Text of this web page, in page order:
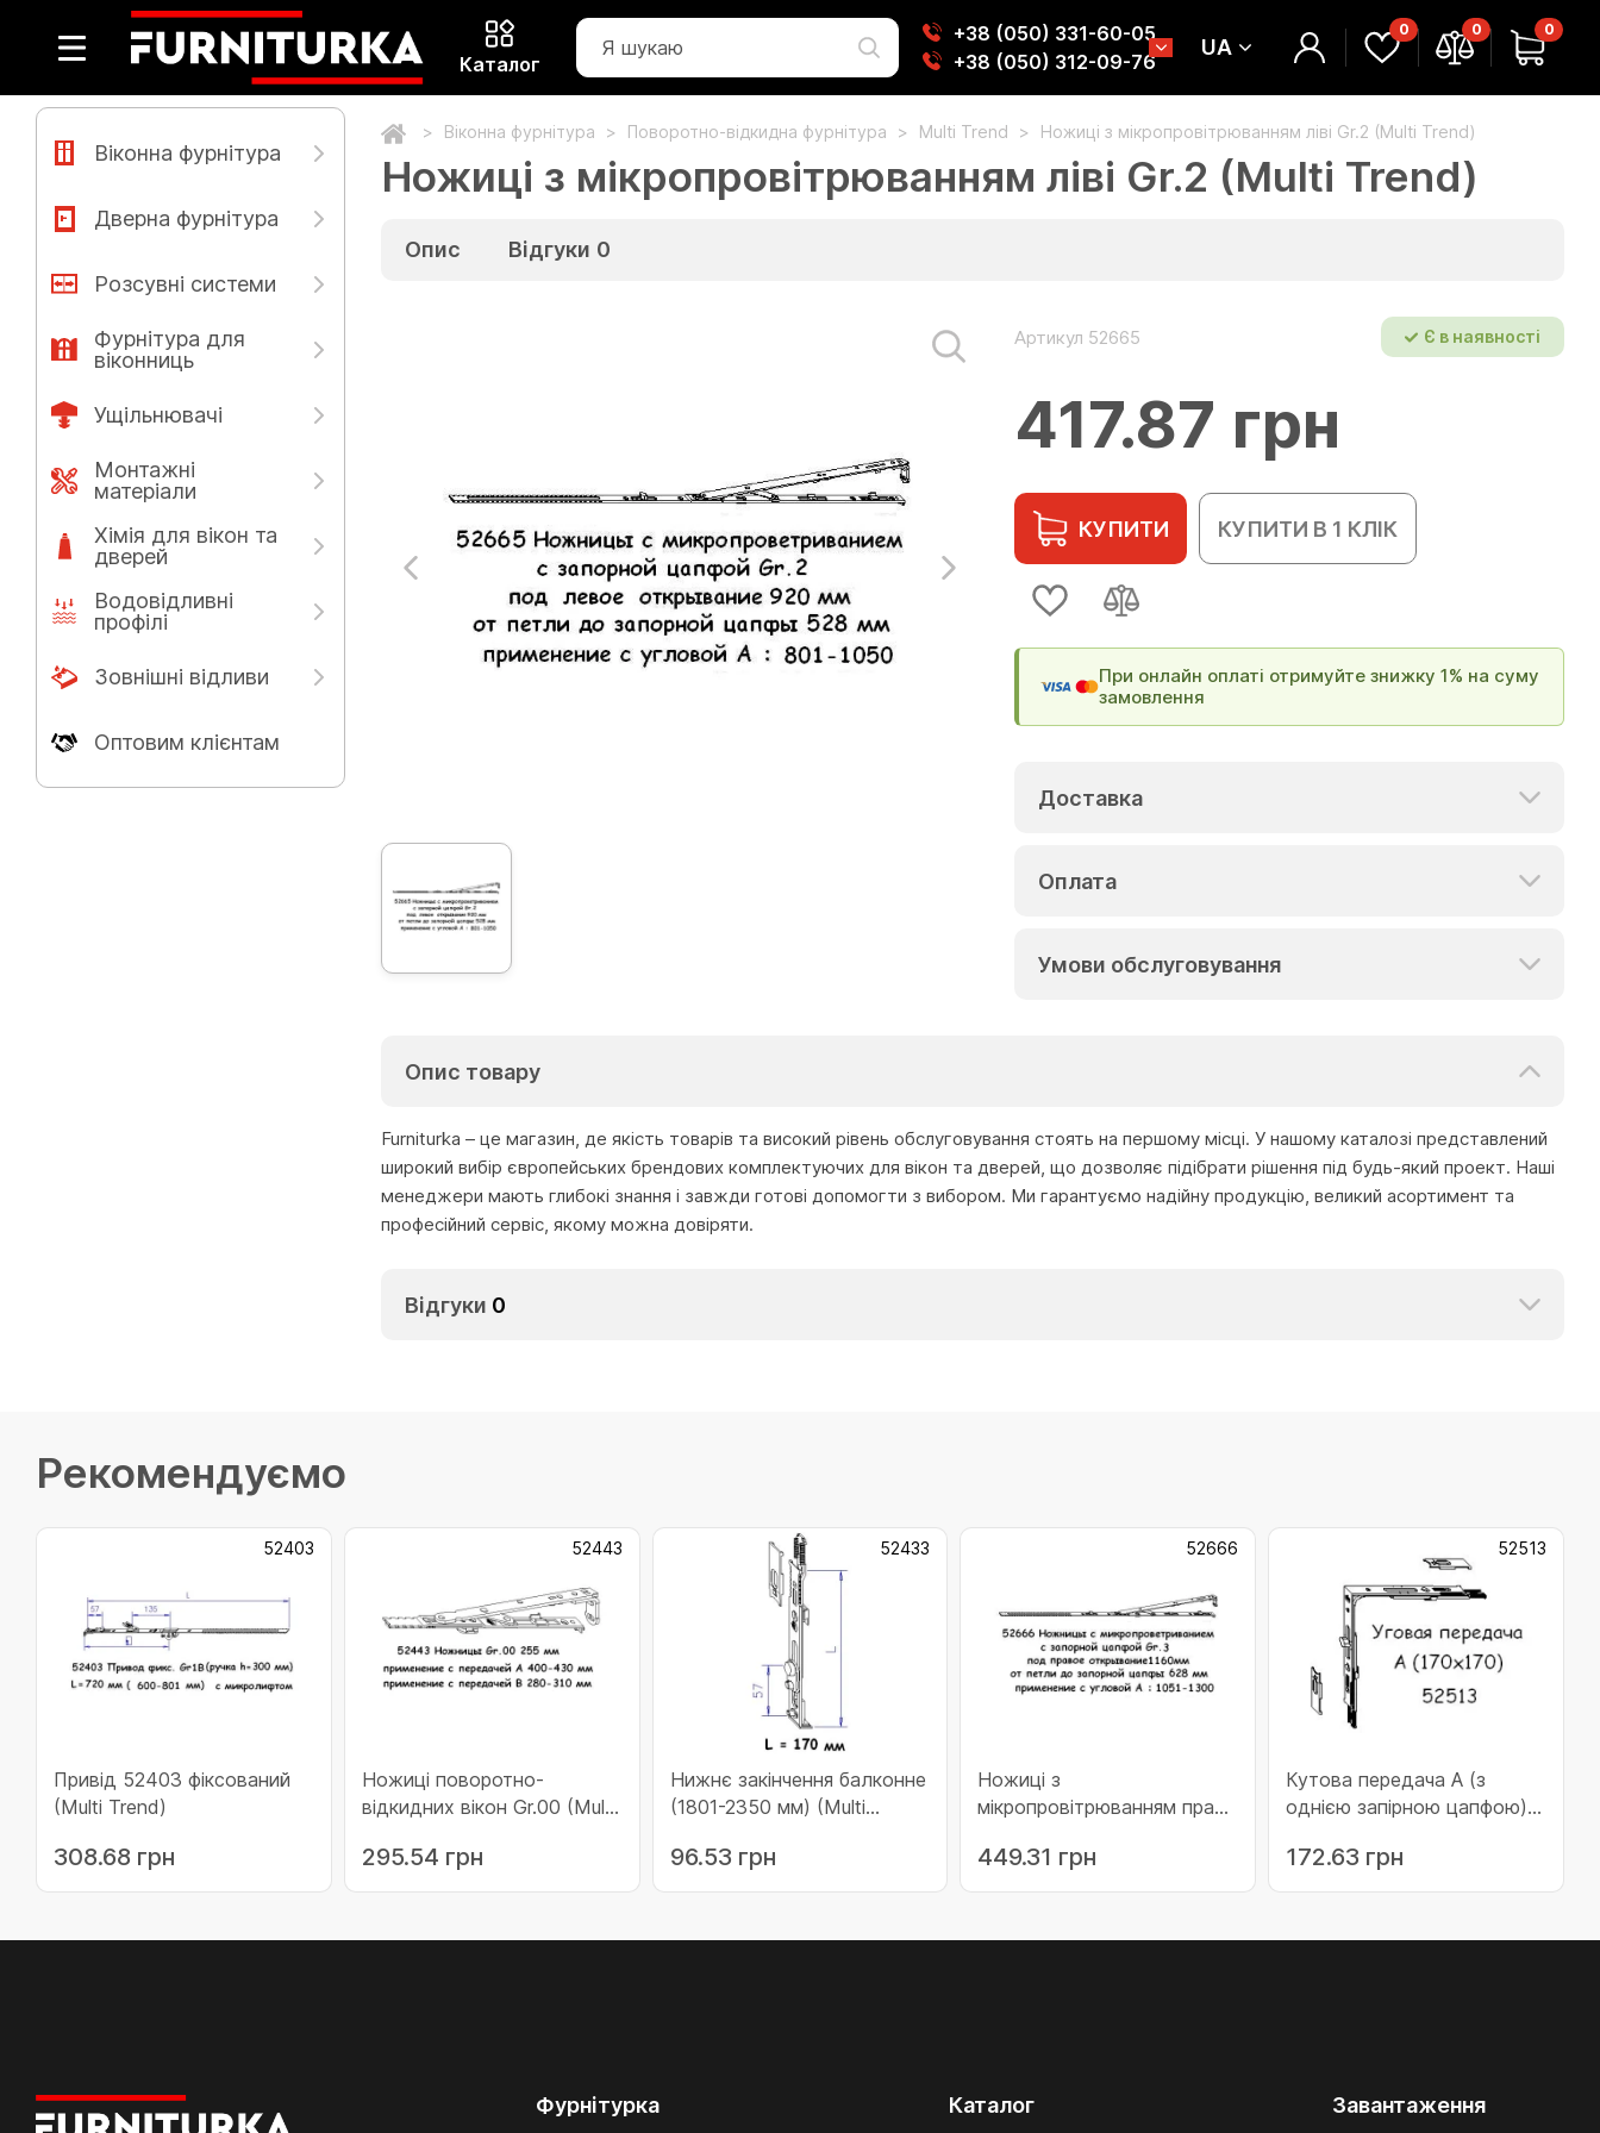
Каталог
+38 (050) 331-60-05
+38 (050) 312-09-76
UA
0 0 0
Віконна фурнітура
Дверна фурнітура
Розсувні системи
Фурнітура для
віконниць
Ущільнювачі
Монтажні
матеріали
Хімія для вікон та
дверей
Водовідливні
профілі
Зовнішні відливи
Оптовим клієнтам
Віконна фурнітура Поворотно-відкидна фурнітура Multi Trend Ножиці з мікропровітрюванням ліві Gr.2 (Multi Trend)
Ножиці з мікропровітрюванням ліві Gr.2 (Multi Trend)
Опис Відгуки 0
Артикул 52665 Є в наявності
417.87 грн
КУПИТИ КУПИТИ В 1 КЛІК
При онлайн оплаті отримуйте знижку 1% на суму
замовлення
Доставка
Оплата
Умови обслуговування
Опис товару
Furniturka – це магазин, де якість товарів та високий рівень обслуговування стоять на першому місці. У нашому каталозі представлений
широкий вибір європейських брендових комплектуючих для вікон та дверей, що дозволяє підібрати рішення під будь-який проект. Наші
менеджери мають глибокі знання і завжди готові допомогти з вибором. Ми гарантуємо надійну продукцію, великий асортимент та
професійний сервіс, якому можна довіряти.
Відгуки 0
Рекомендуємо
52403
Привід 52403 фіксований
(Multi Trend)
308.68 грн
52443
Ножиці поворотно-
відкидних вікон Gr.00 (Multi
295.54 грн
52433
Нижнє закінчення балконне
(1801-2350 мм) (Multi
96.53 грн
52666
Ножиці з
мікропровітрюванням праві
449.31 грн
52513
Кутова передача А (з
однією запірною цапфою)
172.63 грн
Фурнітурка Каталог Завантаження